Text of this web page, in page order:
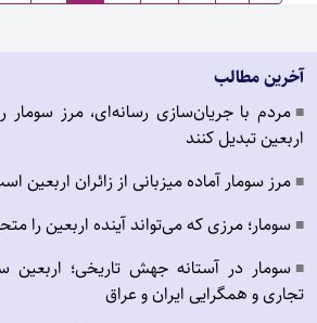
آخرین مطالب
■ مردم با جریان‌سازی رسانه‌ای، مرز سومار
اربعین تبدیل کنند
■ مرز سومار آماده میزبانی از زائران اربعین
■ سومار؛ مرزی که می‌تواند آینده اربعین را
■ سومار در آستانه جهش تاریخی؛ اربعین
تجاری و همگرایی ایران و عراق